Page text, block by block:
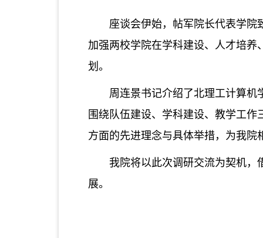
座谈会伊始，帖军院长代表学
加强两校学院在学科建设、人才培
划。
周连景书记介绍了北理工计算
围绕队伍建设、学科建设、教学工
方面的先进理念与具体举措，为我
我院将以此次调研交流为契机，
展。